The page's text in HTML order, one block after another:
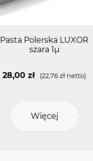
Pasta Polerska LUXOR
szara 1µ
28,00zł (22,76zł netto)
Więcej